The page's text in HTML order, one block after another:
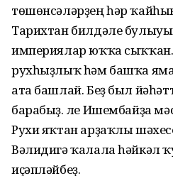
төшөнсәләрҙең һәр
Тарихтан билдәле
империялар юҡҡа
рухһыҙлыҡ һәм башҡа
ата башлай. Беҙ был
барабыҙ. Әле Ишембайҙа
Рухи яҡтан арҙаҡлы
Вәлидигә ҡалала һәйкәл
иҫәпләйбеҙ.